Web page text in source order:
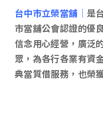
台中市立榮當舖｜ 是
市當舖公會認證的優
信念用心經營，廣泛
眾，為各行各業有資
典當質借服務，也榮